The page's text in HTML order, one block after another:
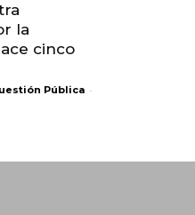
la
cinco
Pública -